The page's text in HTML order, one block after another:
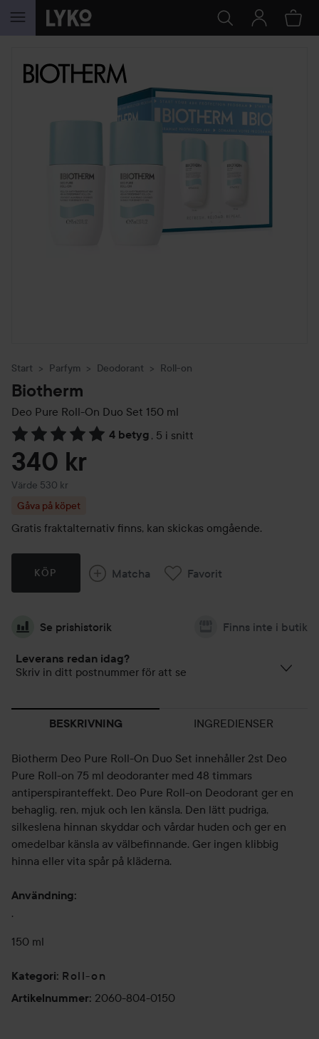
HOPPA TILL INNEHÅLLET
Start Parfym Deodorant Roll-on
Biotherm
Deo Pure Roll-On Duo Set 150 ml
4 betyg , 5 i snitt
Hoppa till Betyg & kommentarer
340 kr
Värde 530 kr
Gåva på köpet
Gratis fraktalternativ finns, kan skickas omgående.
KÖP Matcha Favorit
Se prishistorik Finns inte i butik
Leverans redan idag?
Skriv in ditt postnummer för att se
BESKRIVNING INGREDIENSER
Biotherm Deo Pure Roll-On Duo Set innehåller 2st Deo
Pure Roll-on 75 ml deodoranter med 48 timmars
antiperspiranteffekt. Deo Pure Roll-on Deodorant ger en
behaglig, ren, mjuk och len känsla. Den lätt pudriga,
silkeslena hinnan skyddar och vårdar huden och ger en
omedelbar känsla av välbefinnande. Ger ingen klibbig
hinna eller vita spår på kläderna.
Användning:
.
150 ml
Kategori: Roll-on
Artikelnummer: 2060-804-0150